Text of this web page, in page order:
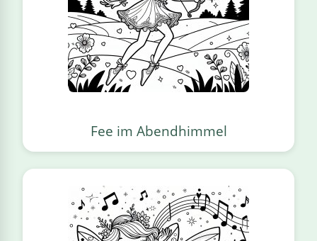
Fee im Abendhimmel